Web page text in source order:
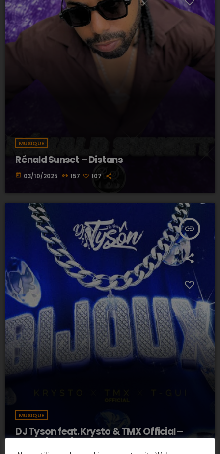
MUSIQUE
Rénald Sunset – Distans
today 03/10/2025 157 107
insert_link
MUSIQUE
DJ Tyson feat. Krysto & TMX Official –
Bijoux (2025)